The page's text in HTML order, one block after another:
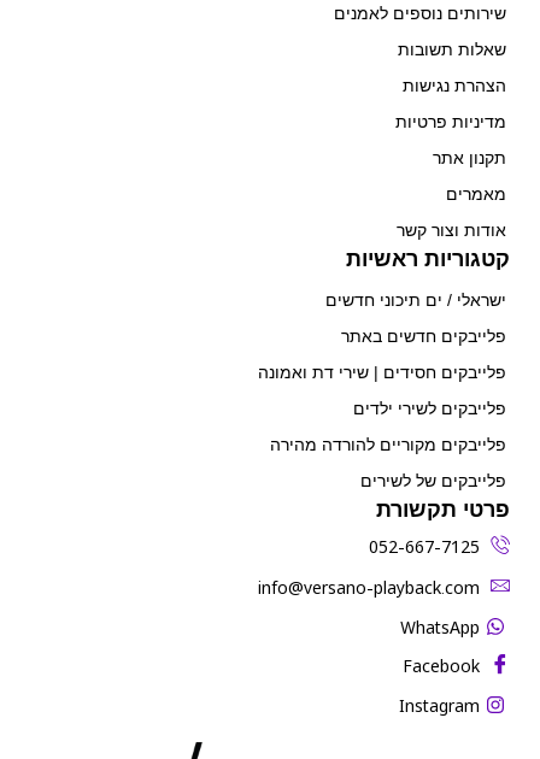
שירותים נוספים לאמנים
שאלות תשובות
הצהרת נגישות
מדיניות פרטיות
תקנון אתר
מאמרים
אודות וצור קשר
קטגוריות ראשיות
ישראלי / ים תיכוני חדשים
פלייבקים חדשים באתר
פלייבקים חסידים | שירי דת ואמונה
פלייבקים לשירי ילדים
פלייבקים מקוריים להורדה מהירה
פלייבקים של לשירים
פרטי תקשורת
052-667-7125
‫info@versano-playback.com‬
WhatsApp
Facebook
Instagram